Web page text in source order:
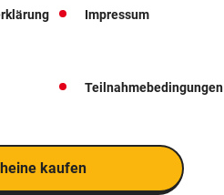
Impressum
Teilnahmebedingungen
kaufen